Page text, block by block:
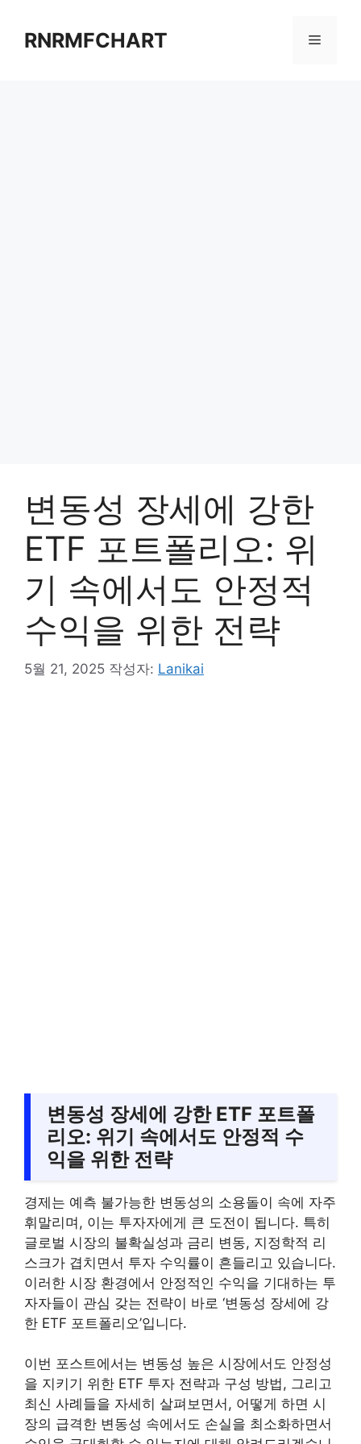
RNRMFCHART 메
변동성 장세에 강한
ETF 포트폴리오: 위
기 속에서도 안정적
수익을 위한 전략
5월 21, 2025 작성자: Lanikai
변동성 장세에 강한 ETF 포트폴
리오: 위기 속에서도 안정적 수
익을 위한 전략
경제는 예측 불가능한 변동성의 소용돌이 속에 자주
휘말리며, 이는 투자자에게 큰 도전이 됩니다. 특히
글로벌 시장의 불확실성과 금리 변동, 지정학적 리
스크가 겹치면서 투자 수익률이 흔들리고 있습니다.
이러한 시장 환경에서 안정적인 수익을 기대하는 투
자자들이 관심 갖는 전략이 바로 ‘변동성 장세에 강
한 ETF 포트폴리오’입니다.
이번 포스트에서는 변동성 높은 시장에서도 안정성
을 지키기 위한 ETF 투자 전략과 구성 방법, 그리고
최신 사례들을 자세히 살펴보면서, 어떻게 하면 시
장의 급격한 변동성 속에서도 손실을 최소화하면서